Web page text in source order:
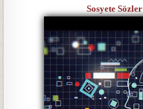
Sosyete Sözler